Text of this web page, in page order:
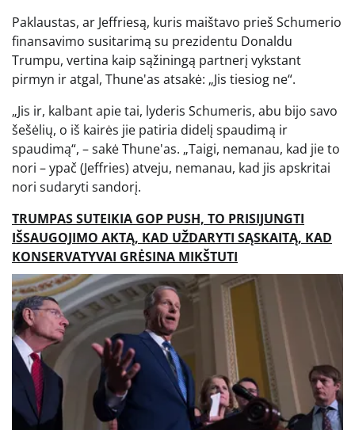
Paklaustas, ar Jeffriesą, kuris maištavo prieš Schumerio
finansavimo susitarimą su prezidentu Donaldu
Trumpu, vertina kaip sąžiningą partnerį vykstant
pirmyn ir atgal, Thune'as atsakė: „Jis tiesiog ne“.
„Jis ir, kalbant apie tai, lyderis Schumeris, abu bijo savo
šešėlių, o iš kairės jie patiria didelį spaudimą ir
spaudimą“, – sakė Thune'as. „Taigi, nemanau, kad jie to
nori – ypač (Jeffries) atveju, nemanau, kad jis apskritai
nori sudaryti sandorį.
TRUMPAS SUTEIKIA GOP PUSH, TO PRISIJUNGTI
IŠSAUGOJIMO AKTĄ, KAD UŽDARYTI SĄSKAITĄ, KAD
KONSERVATYVAI GRĖSINA MIKŠTUTI